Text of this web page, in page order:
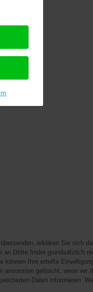
an Dritte findet grundsätzlich
Ihre erteilte
gelöscht, wenn wir
Daten informieren.